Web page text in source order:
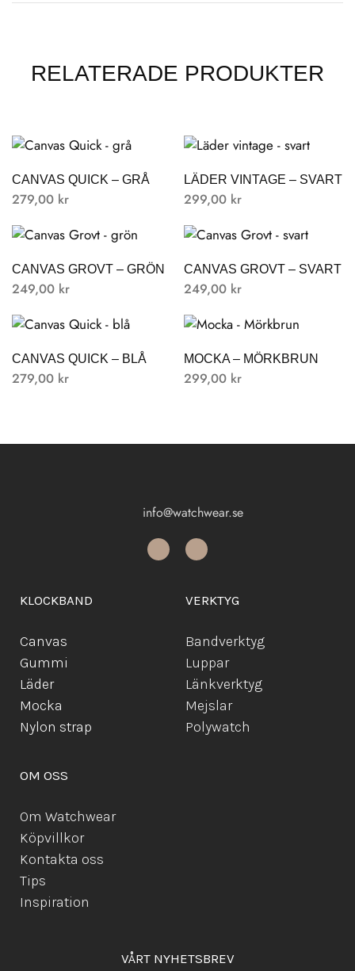
RELATERADE PRODUKTER
CANVAS QUICK – GRÅ
279,00 kr
LÄDER VINTAGE – SVART
299,00 kr
CANVAS GROVT – GRÖN
249,00 kr
CANVAS GROVT – SVART
249,00 kr
CANVAS QUICK – BLÅ
279,00 kr
MOCKA – MÖRKBRUN
299,00 kr
info@watchwear.se
KLOCKBAND
Canvas
Gummi
Läder
Mocka
Nylon strap
VERKTYG
Bandverktyg
Luppar
Länkverktyg
Mejslar
Polywatch
OM OSS
Om Watchwear
Köpvillkor
Kontakta oss
Tips
Inspiration
VÅRT NYHETSBREV